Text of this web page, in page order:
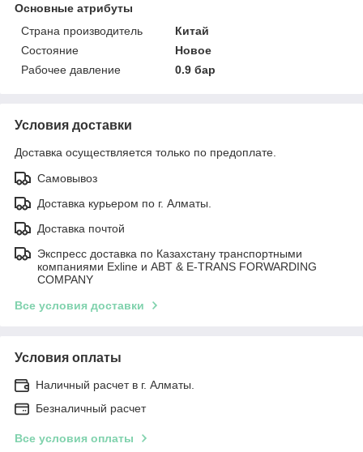
Основные атрибуты
Страна производитель
Китай
Состояние
Новое
Рабочее давление
0.9 бар
Условия доставки
Доставка осуществляется только по предоплате.
Самовывоз
Доставка курьером по г. Алматы.
Доставка почтой
Экспресс доставка по Казахстану транспортными
компаниями Exline и ABT & E-TRANS FORWARDING
COMPANY
Все условия доставки
Условия оплаты
Наличный расчет в г. Алматы.
Безналичный расчет
Все условия оплаты